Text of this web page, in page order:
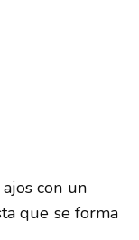
con un
que se forma